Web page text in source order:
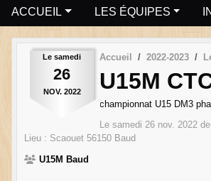
ACCUEIL LES ÉQUIPES
Le samedi
26
NOV. 2022
Accueil 2022-2023
U15M
championnat U15 DM3
Le samedi 26 nov. 2022
Lieu : Scaouet 56150 Baud
U15M Baud